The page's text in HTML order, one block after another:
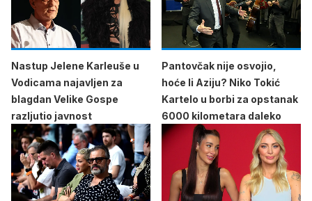
Nastup Jelene Karleuše u
Vodicama najavljen za
blagdan Velike Gospe
razljutio javnost
Pantovčak nije osvojio,
hoće li Aziju? Niko Tokić
Kartelo u borbi za opstanak
6000 kilometara daleko